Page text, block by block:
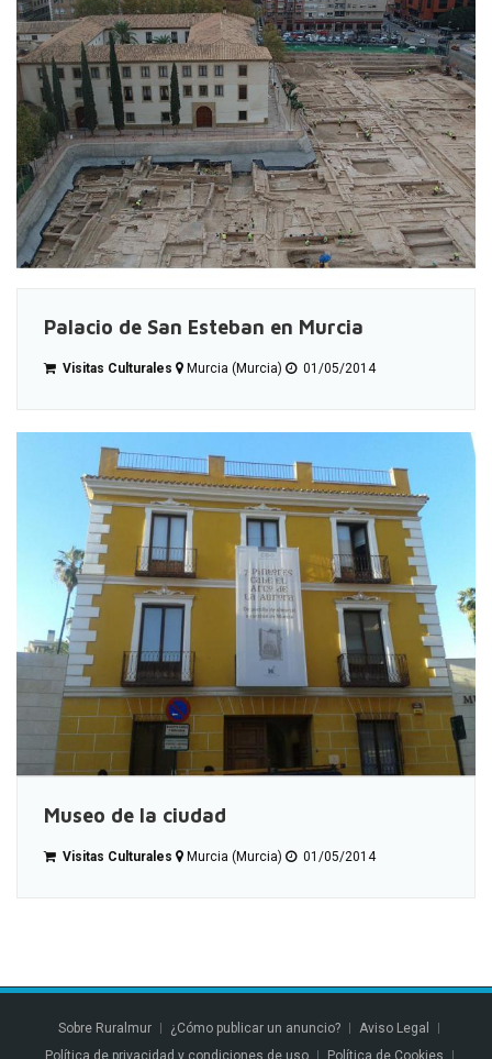
Palacio de San Esteban en Murcia
Visitas Culturales Murcia (Murcia) 01/05/2014
Museo de la ciudad
Visitas Culturales Murcia (Murcia) 01/05/2014
Sobre Ruralmur ¿Cómo publicar un anuncio?
Aviso Legal
Política de privacidad y condiciones de uso
Política de Cookies